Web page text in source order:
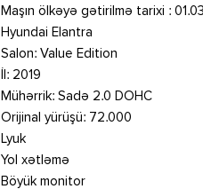
Maşın ölkəyə gətirilmə tarixi :
Hyundai Elantra
Salon: Value Edition
İl: 2019
Mühərrik: Sadə 2.0 DOHC
Orijinal yürüşü: 72.000
Lyuk
Yol xətləmə
Böyük monitor